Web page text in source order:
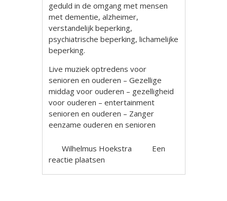
geduld in de omgang met mensen
met dementie, alzheimer,
verstandelijk beperking,
psychiatrische beperking, lichamelijke
beperking.
Live muziek optredens voor
senioren en ouderen – Gezellige
middag voor ouderen – gezelligheid
voor ouderen – entertainment
senioren en ouderen – Zanger
eenzame ouderen en senioren
Wilhelmus Hoekstra
Een
reactie plaatsen